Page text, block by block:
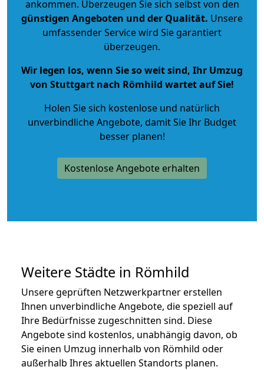
ankommen. Überzeugen Sie sich selbst von den
günstigen Angeboten und der Qualität. Unsere
umfassender Service wird Sie garantiert
überzeugen.
Wir legen los, wenn Sie so weit sind, Ihr Umzug
von Stuttgart nach Römhild wartet auf Sie!
Holen Sie sich kostenlose und natürlich
unverbindliche Angebote, damit Sie Ihr Budget
besser planen!
Kostenlose Angebote erhalten
Weitere Städte in Römhild
Unsere geprüften Netzwerkpartner erstellen
Ihnen unverbindliche Angebote, die speziell auf
Ihre Bedürfnisse zugeschnitten sind. Diese
Angebote sind kostenlos, unabhängig davon, ob
Sie einen Umzug innerhalb von Römhild oder
außerhalb Ihres aktuellen Standorts planen.